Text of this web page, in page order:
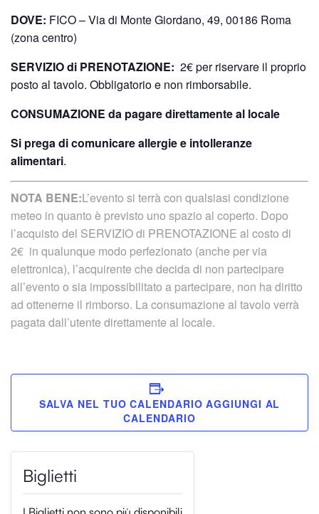
DOVE: FICO – Via di Monte Giordano, 49, 00186 Roma
(zona centro)
SERVIZIO di PRENOTAZIONE: 2€ per riservare il proprio
posto al tavolo. Obbligatorio e non rimborsabile.
CONSUMAZIONE da pagare direttamente al locale
Si prega di comunicare allergie e intolleranze
alimentari.
NOTA BENE:L’evento si terrà con qualsiasi condizione
meteo in quanto è previsto uno spazio al coperto. Dopo
l’acquisto del SERVIZIO di PRENOTAZIONE al costo di
2€ in qualunque modo perfezionato (anche per via
elettronica), l’acquirente che decida di non partecipare
all’evento o sia impossibilitato a partecipare, non ha diritto
ad ottenerne il rimborso. La consumazione al tavolo verrà
pagata dall’utente direttamente al locale.
SALVA NEL TUO CALENDARIO